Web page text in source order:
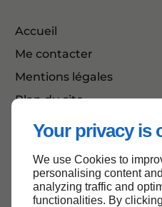
Your privacy is
We use Cookies to
personalising content
analyzing traffic and
functionalities. By
Accueil
Me contacter
Mentions légales
Plan du site
Haut